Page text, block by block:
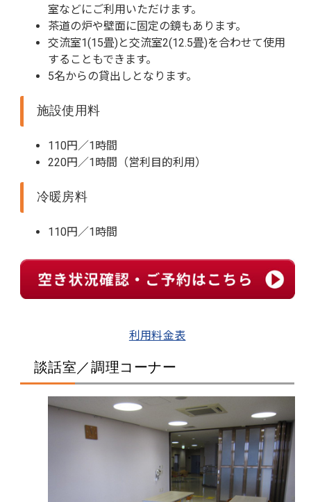
室などにご利用いただけます。
茶道の炉や壁面に固定の鏡もあります。
交流室1(15畳)と交流室2(12.5畳)を合わせて使用
することもできます。
5名からの貸出しとなります。
施設使用料
110円／1時間
220円／1時間（営利目的利用）
冷暖房料
110円／1時間
利用料金表
談話室／調理コーナー